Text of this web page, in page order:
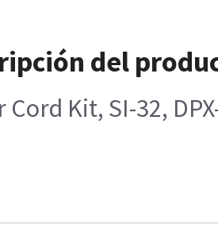
del
Cord Kit, SI-32,